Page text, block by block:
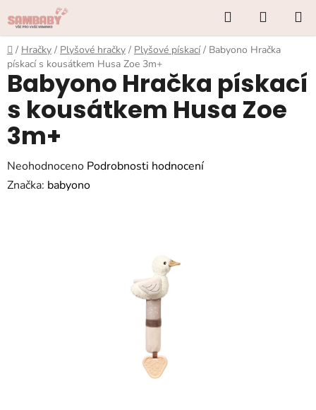
na
obsah
Hledat
KOŠÍK
Domů
/ Hračky / Plyšové hračky / Plyšové pískací / Babyono Hračka
pískací s kousátkem Husa Zoe 3m+
Babyono Hračka pískací
s kousátkem Husa Zoe
3m+
Průměrné
hodnocení
Neohodnoceno Podrobnosti hodnocení
Značka: babyono